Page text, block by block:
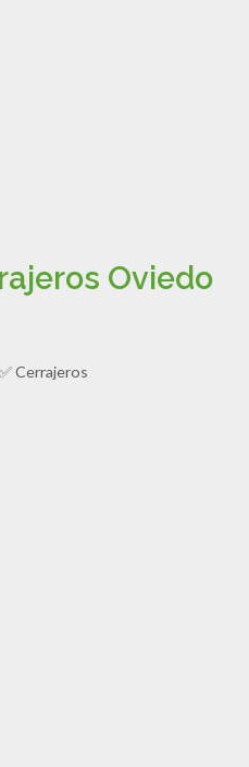
Oviedo
✅ Cerrajeros